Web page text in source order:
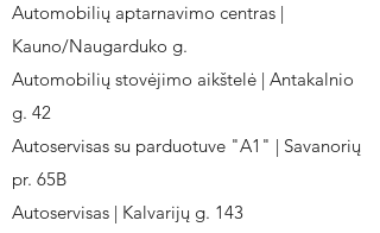
Automobilių aptarnavimo centras |
Kauno/Naugarduko g.
Automobilių stovėjimo aikštelė | Antakalnio
g. 42
Autoservisas su parduotuve "A1" | Savanorių
pr. 65B
Autoservisas | Kalvarijų g. 143